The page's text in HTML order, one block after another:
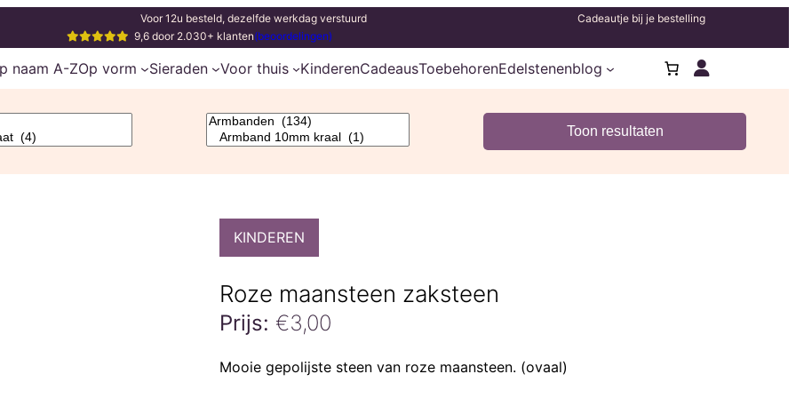
Voor 12u besteld, dezelfde werkdag verstuurd
Cadeautje bij je bestelling
9,6 door 2.030+ klanten(beoordelingen)
naam A-ZOp vorm Sieraden Voor thuis KinderenCadeausToebehorenEdelstenenblog
KINDEREN
Roze maansteen zaksteen
Prijs: €3,00
Mooie gepolijste steen van roze maansteen. (ovaal)